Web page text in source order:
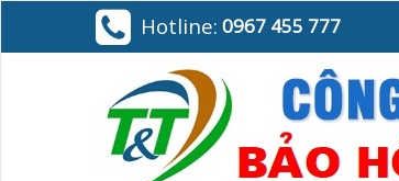
Hotline: 0967 455 777